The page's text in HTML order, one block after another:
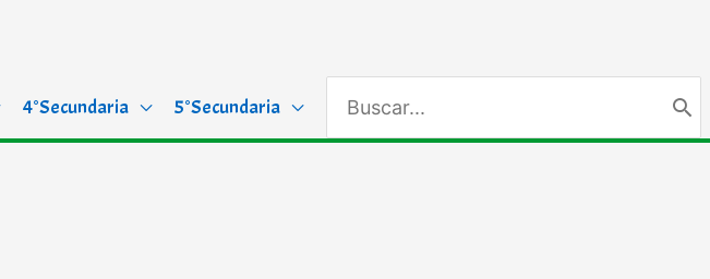
4°Secundaria 5°Secundaria
for: